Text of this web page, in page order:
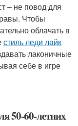
– не повод для
Чтобы
облачать в
стиль леди лайк
лаконичные
себе в игре
50-60-летних